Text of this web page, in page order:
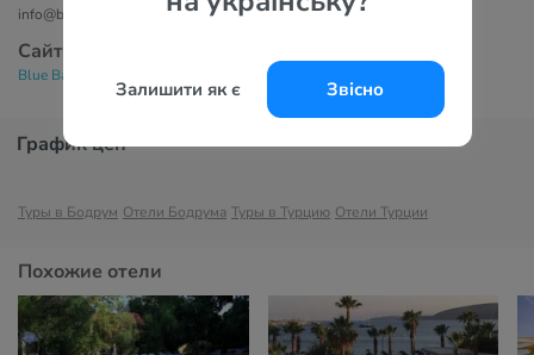
Залишити як є Звісно
info@bodrumbluebay.com
Сайт
Blue Bay Beach Hotel 3*
График цен
Туры в Бодрум Отели Бодрума Туры в Турцию Отели Турции
Похожие отели